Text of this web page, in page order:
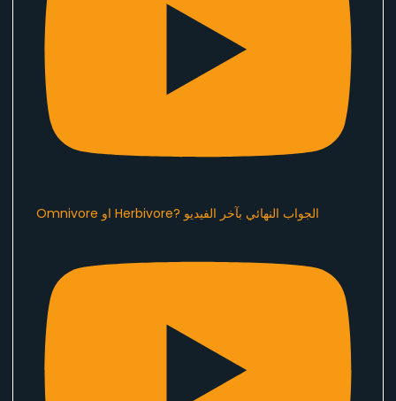
Omnivore او Herbivore? الجواب النهائي بآخر الفيديو